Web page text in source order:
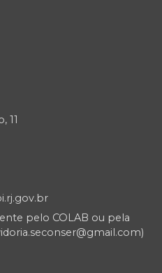
11
pelo COLAB ou pela